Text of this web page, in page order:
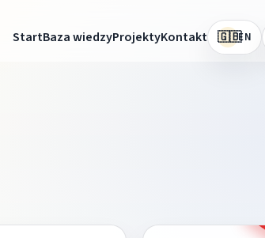
StartBaza wiedzyProjektyKontakt 🇬🇧EN